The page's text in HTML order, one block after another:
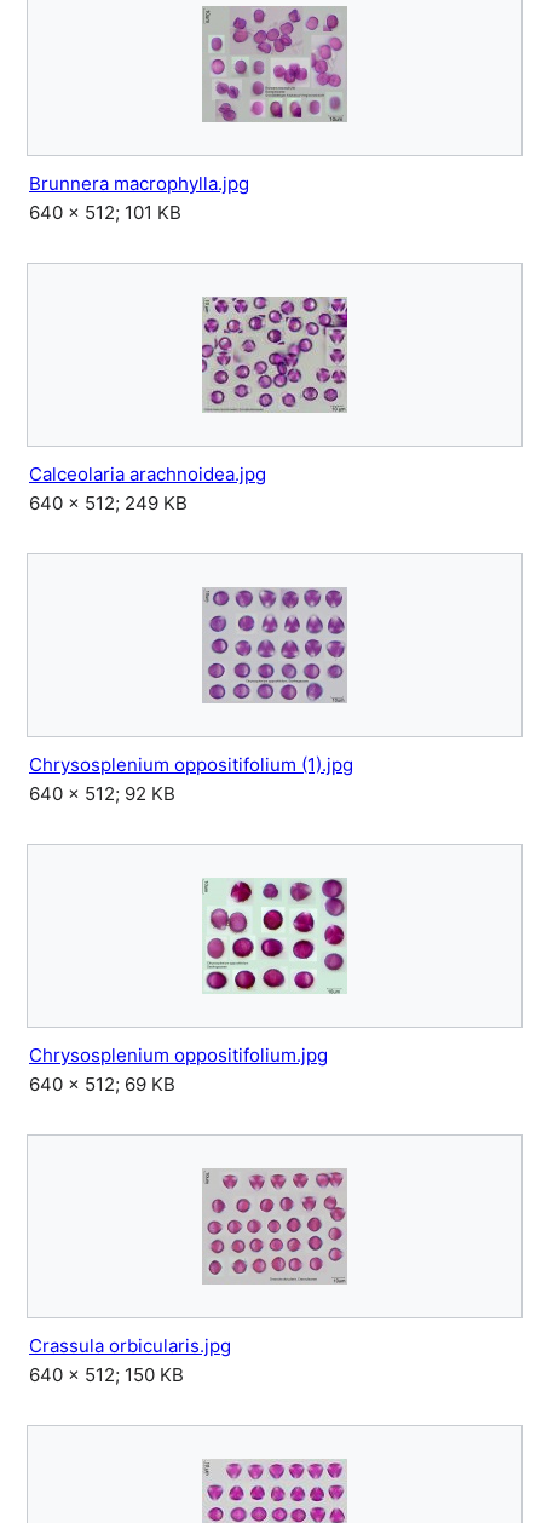
Brunnera macrophylla.jpg
640 × 512; 101 KB
Calceolaria arachnoidea.jpg
640 × 512; 249 KB
Chrysosplenium oppositifolium (1).jpg
640 × 512; 92 KB
Chrysosplenium oppositifolium.jpg
640 × 512; 69 KB
Crassula orbicularis.jpg
640 × 512; 150 KB